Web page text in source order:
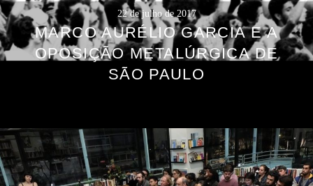
22 de julho de 2017
MARCO AURÉLIO GARCIA E A
OPOSIÇÃO METALÚRGICA DE
SÃO PAULO